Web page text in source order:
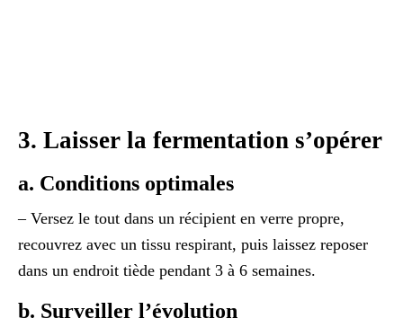
3. Laisser la fermentation s’opérer
a. Conditions optimales
– Versez le tout dans un récipient en verre propre,
recouvrez avec un tissu respirant, puis laissez reposer
dans un endroit tiède pendant 3 à 6 semaines.
b. Surveiller l’évolution